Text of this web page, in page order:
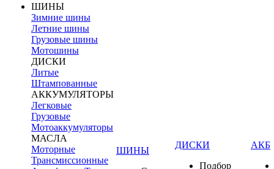
ШИНЫ
Зимние шины
Летние шины
Грузовые шины
Мотошины
ДИСКИ
Литые
Штампованные
АККУМУЛЯТОРЫ
Легковые
Грузовые
Мотоаккумуляторы
МАСЛА
Моторные
Трансмиссионные
ШИНЫ
ДИСКИ
Подбор
АКБ